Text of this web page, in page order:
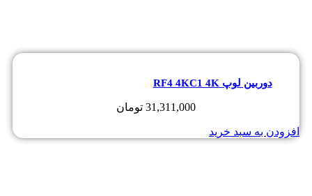
دوربین لوپ RF4 4KC1 4K
31,311,000 تومان
افزودن به سبد خرید